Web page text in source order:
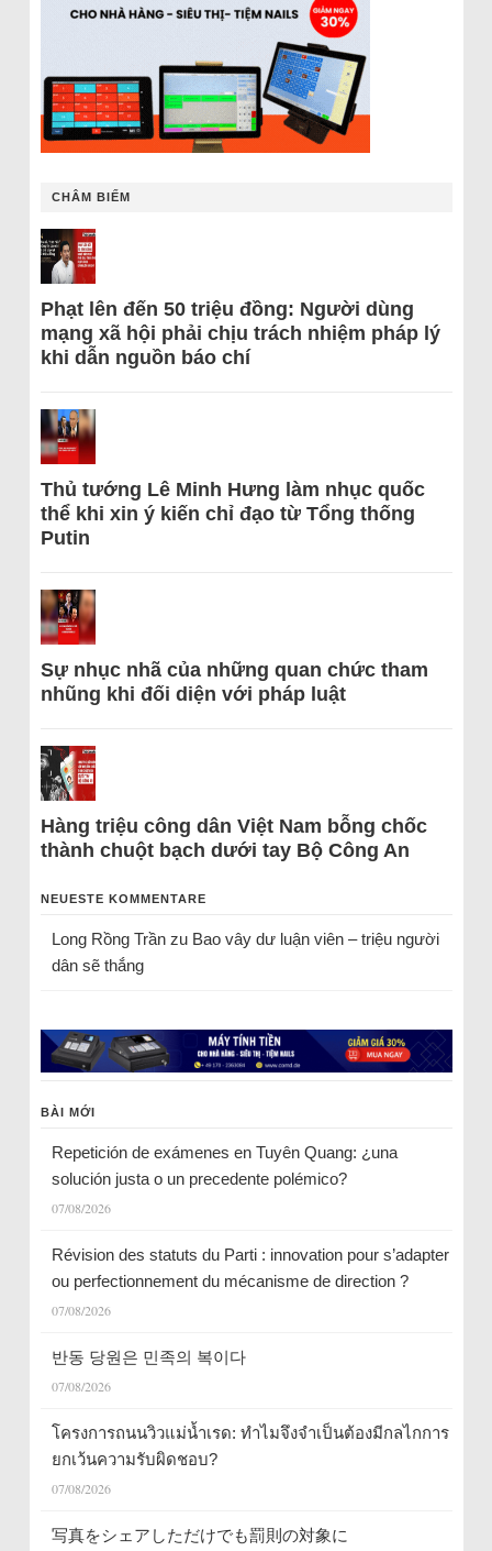
CHÂM BIẾM
Phạt lên đến 50 triệu đồng: Người dùng
mạng xã hội phải chịu trách nhiệm pháp lý
khi dẫn nguồn báo chí
Thủ tướng Lê Minh Hưng làm nhục quốc
thể khi xin ý kiến chỉ đạo từ Tổng thống
Putin
Sự nhục nhã của những quan chức tham
nhũng khi đối diện với pháp luật
Hàng triệu công dân Việt Nam bỗng chốc
thành chuột bạch dưới tay Bộ Công An
NEUESTE KOMMENTARE
Long Rồng Trầnzu Bao vây dư luận viên – triệu người
dân sẽ thắng
BÀI MỚI
Repetición de exámenes en Tuyên Quang: ¿una
solución justa o un precedente polémico?
07/08/2026
Révision des statuts du Parti : innovation pour s’adapter
ou perfectionnement du mécanisme de direction ?
07/08/2026
반동 당원은 민족의 복이다
07/08/2026
โครงการถนนวิวแม่น้ำเรด: ทำไมจึงจำเป็นต้องมีกลไกการ
ยกเว้นความรับผิดชอบ?
07/08/2026
写真をシェアしただけでも罰則の対象に